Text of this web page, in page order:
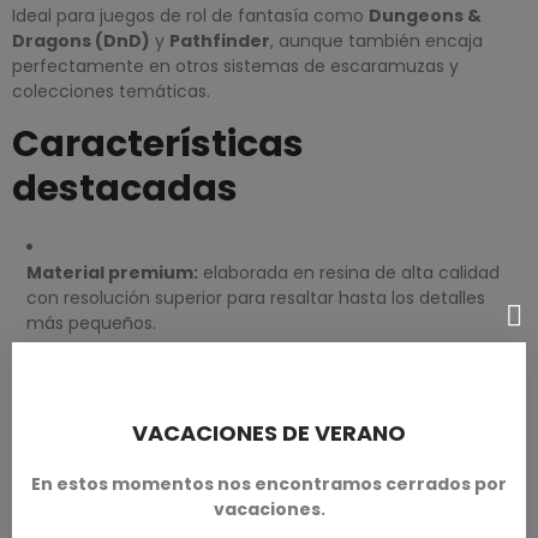
Ideal para juegos de rol de fantasía como Dungeons &
Dragons (DnD) y Pathfinder, aunque también encaja
perfectamente en otros sistemas de escaramuzas y
colecciones temáticas.
Características
destacadas
Material premium: elaborada en resina de alta calidad
con resolución superior para resaltar hasta los detalles
más pequeños.
esencia astuta y salvaje de una exploradora orca.
apta tanto para jugadores de rol como para
VACACIONES DE VERANO
En estos momentos nos encontramos cerrados por
vacaciones.